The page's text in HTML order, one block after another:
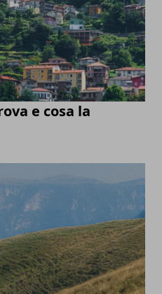
e cosa la